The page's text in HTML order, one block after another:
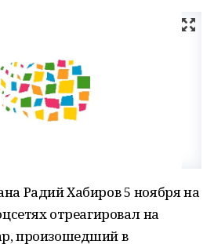
Радий Хабиров 5 ноября на
отреагировал на
произошедший в